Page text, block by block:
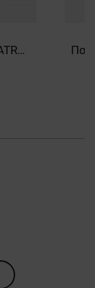
Παπούτσια ασφαλείας ALBATROS ULTIMATE IMPULSE OLIVE S1P ESD HRO SRA